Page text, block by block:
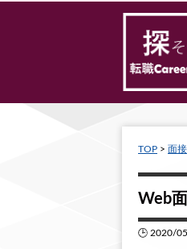
TOP > 面
Web
🕒 2020/